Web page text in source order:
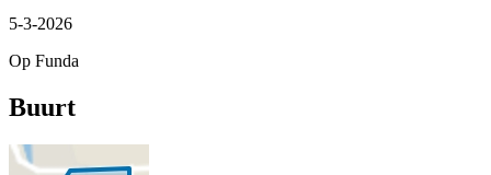
5-3-2026
Op Funda
Buurt